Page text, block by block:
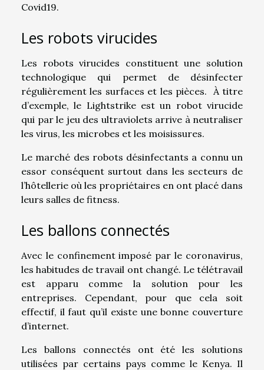
Covid19.
Les robots virucides
Les robots virucides constituent une solution
technologique qui permet de désinfecter
régulièrement les surfaces et les pièces. À titre
d’exemple, le Lightstrike est un robot virucide
qui par le jeu des ultraviolets arrive à neutraliser
les virus, les microbes et les moisissures.
Le marché des robots désinfectants a connu un
essor conséquent surtout dans les secteurs de
l’hôtellerie où les propriétaires en ont placé dans
leurs salles de fitness.
Les ballons connectés
Avec le confinement imposé par le coronavirus,
les habitudes de travail ont changé. Le télétravail
est apparu comme la solution pour les
entreprises. Cependant, pour que cela soit
effectif, il faut qu’il existe une bonne couverture
d’internet.
Les ballons connectés ont été les solutions
utilisées par certains pays comme le Kenya. Il